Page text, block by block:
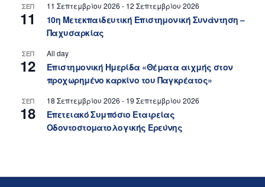
ΣΕΠ
11
11 Σεπτεμβρίου 2026 - 12 Σεπτεμβρίου 2026
10η Μετεκπαιδευτική Επιστημονική Συνάντηση –
Παχυσαρκίας
ΣΕΠ
12
All day
Επιστημονική Ημερίδα «Θέματα αιχμής στον
προχωρημένο καρκίνο του Παγκρέατος»
ΣΕΠ
18
18 Σεπτεμβρίου 2026 - 19 Σεπτεμβρίου 2026
Επετειακό Συμπόσιο Εταιρείας
Οδοντοστοματολογικής Ερεύνης